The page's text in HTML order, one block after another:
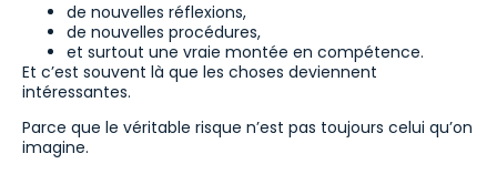
de nouvelles réflexions,
de nouvelles procédures,
et surtout une vraie montée en compétence.
Et c’est souvent là que les choses deviennent
intéressantes.
Parce que le véritable risque n’est pas toujours celui qu’on
imagine.